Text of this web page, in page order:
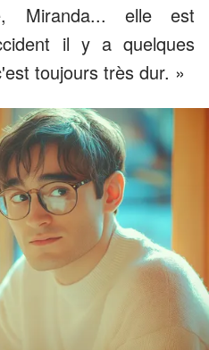
Miranda... elle est
il y a quelques
toujours très dur. »